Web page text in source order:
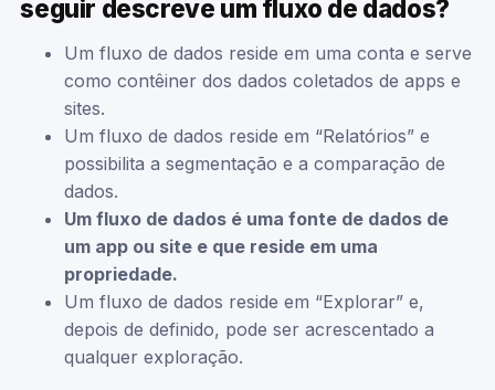
seguir descreve um fluxo de dados?
Um fluxo de dados reside em uma conta e serve
como contêiner dos dados coletados de apps e
sites.
Um fluxo de dados reside em “Relatórios” e
possibilita a segmentação e a comparação de
dados.
Um fluxo de dados é uma fonte de dados de
um app ou site e que reside em uma
propriedade.
Um fluxo de dados reside em “Explorar” e,
depois de definido, pode ser acrescentado a
qualquer exploração.